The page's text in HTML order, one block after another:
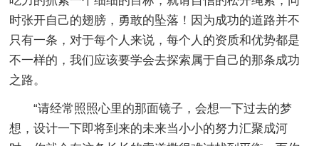
时张开自己的翅膀，勇敢的坠落！因为成功的道路并不
只有一条，对于每个人来说，每个人的资质和优势都是
不一样的，我们应该要学会去探索属于自己的那条成功
之路。
“请经常照照心里的那面镜子，会想一下过去的梦
想，设计一下即将到来的未来当小小的努力汇聚成河